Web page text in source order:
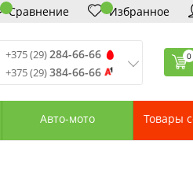
Сравнение Избранное
+375 (29)284-66-66
+375 (29)384-66-66
0
Авто-мото Товары